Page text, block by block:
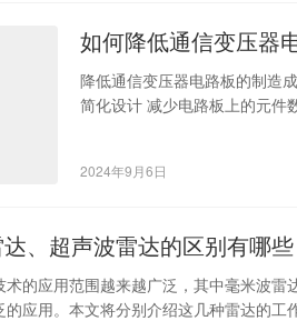
如何降低通信变压器
降低通信变压器电路板的制造
简化设计 减少电路板上的元件
2024年9月6日
、超声波雷达的区别有哪些
的应用范围越来越广泛，其中毫米波
应用。本文将分别介绍这几种雷达的工